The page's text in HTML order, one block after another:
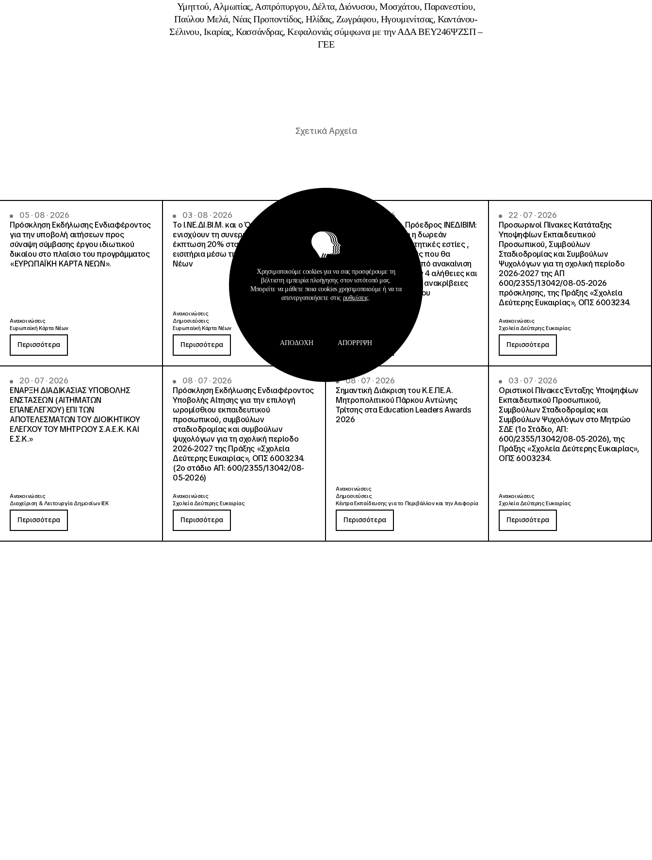
Υμηττού, Αλμωπίας, Ασπρόπυργου, Δέλτα, Διόνυσου, Μοσχάτου, Παρανεστίου,
Παύλου Μελά, Νέας Προποντίδος, Ηλίδας, Ζωγράφου, Ηγουμενίτσας, Καντάνου-
Σέλινου, Ικαρίας, Κασσάνδρας, Κεφαλονιάς σύμφωνα με την ΑΔΑ ΒΕΥ246ΨΖΣΠ –
ΓΕΕ
Σχετικά Αρχεία
05 · 08 · 2026
Πρόσκληση Εκδήλωσης Ενδιαφέροντος
για την υποβολή αιτήσεων προς
σύναψη σύμβασης έργου ιδιωτικού
δικαίου στο πλαίσιο του προγράμματος
«ΕΥΡΩΠΑΪΚΗ ΚΑΡΤΑ ΝΕΩΝ».
Ανακοινώσεις
Ευρωπαϊκή Κάρτα Νέων
Περισσότερα
03 · 08 · 2026
Το Ι.ΝΕ.ΔΙ.ΒΙ.Μ. και o Όμιλος Attica
ενισχύουν τη συνεργασία τους με
έκπτωση 20% στα ακτοπλοϊκά
εισιτήρια μέσω της Ευρωπαϊκής Κάρτας
Νέων
Ανακοινώσεις
Δημοσιεύσεις
Ευρωπαϊκή Κάρτα Νέων
Περισσότερα
02 · 08 · 2026
Άννα Ροκοφύλλου, Πρόεδρος ΙΝΕΔΙΒΙΜ:
Είναι εξασφαλισμένη η δωρεάν
στέγαση σε άλλες φοιτητικές εστίες ,
για όλους τους φοιτητές που θα
μετακινηθούν από την υπό ανακαίνιση
Φοιτητική Εστία Αθηνών 4 αλήθειες και
4 ψέματα για την γεμάτη ανακρίβειες
ανακοίνωση του Συλλόγου
Οικοτρόφων της ΦΕΑ
Περισσότερα
22 · 07 · 2026
Προσωρινοί Πίνακες Κατάταξης
Υποψηφίων Εκπαιδευτικού
Προσωπικού, Συμβούλων
Σταδιοδρομίας και Συμβούλων
Ψυχολόγων για τη σχολική περίοδο
2026-2027 της ΑΠ
600/2355/13042/08-05-2026
πρόσκλησης, της Πράξης «Σχολεία
Δεύτερης Ευκαιρίας», ΟΠΣ 6003234.
Ανακοινώσεις
Σχολεία Δεύτερης Ευκαιρίας
Περισσότερα
20 · 07 · 2026
ΕΝΑΡΞΗ ΔΙΑΔΙΚΑΣΙΑΣ ΥΠΟΒΟΛΗΣ
ΕΝΣΤΑΣΕΩΝ (ΑΙΤΗΜΑΤΩΝ
ΕΠΑΝΕΛΕΓΧΟΥ) ΕΠΙ ΤΩΝ
ΑΠΟΤΕΛΕΣΜΑΤΩΝ ΤΟΥ ΔΙΟΙΚΗΤΙΚΟΥ
ΕΛΕΓΧΟΥ ΤΟΥ ΜΗΤΡΩΟΥ Σ.Α.Ε.Κ. ΚΑΙ
Ε.Σ.Κ.»
Ανακοινώσεις
Διαχείριση & Λειτουργία Δημοσίων ΙΕΚ
Περισσότερα
08 · 07 · 2026
Πρόσκληση Εκδήλωσης Ενδιαφέροντος
Υποβολής Αίτησης για την επιλογή
ωρομίσθιου εκπαιδευτικού
προσωπικού, συμβούλων
σταδιοδρομίας και συμβούλων
ψυχολόγων για τη σχολική περίοδο
2026-2027 της Πράξης «Σχολεία
Δεύτερης Ευκαιρίας», ΟΠΣ 6003234.
(2ο στάδιο ΑΠ: 600/2355/13042/08-
05-2026)
Ανακοινώσεις
Σχολεία Δεύτερης Ευκαιρίας
Περισσότερα
08 · 07 · 2026
Σημαντική Διάκριση του Κ.Ε.ΠΕ.Α.
Μητροπολιτικού Πάρκου Αντώνης
Τρίτσης στα Education Leaders Awards
2026
Ανακοινώσεις
Δημοσιεύσεις
Κέντρα Εκπαίδευσης για το Περιβάλλον και την Αειφορία
Περισσότερα
03 · 07 · 2026
Οριστικοί Πίνακες Ένταξης Υποψηφίων
Εκπαιδευτικού Προσωπικού,
Συμβούλων Σταδιοδρομίας και
Συμβούλων Ψυχολόγων στο Μητρώο
ΣΔΕ (1ο Στάδιο, ΑΠ:
600/2355/13042/08-05-2026), της
Πράξης «Σχολεία Δεύτερης Ευκαιρίας»,
ΟΠΣ 6003234.
Ανακοινώσεις
Σχολεία Δεύτερης Ευκαιρίας
Περισσότερα
Χρησιμοποιούμε cookies για να σας προσφέρουμε τη
βέλτιστη εμπειρία πλοήγησης στον ιστότοπό μας.
Μπορείτε να μάθετε ποια cookies χρησιμοποιούμε ή να τα
απενεργοποιήσετε στις ρυθμίσεις
ΑΠΟΔΟΧΉ ΑΠΌΡΡΙΨΗ